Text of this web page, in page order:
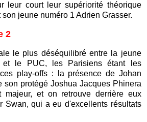
leur court leur supériorité théorique
jeune numéro 1 Adrien Grasser.
2
le plus déséquilibré entre la jeune
et le PUC, les Parisiens étant les
play-offs : la présence de Johan
son protégé Joshua Jacques Phinera
majeur, et on retrouve derrière eux
Swan, qui a eu d'excellents résultats